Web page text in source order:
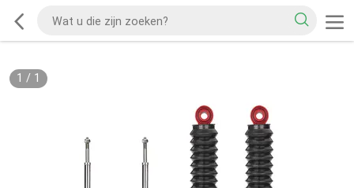
1 / 1